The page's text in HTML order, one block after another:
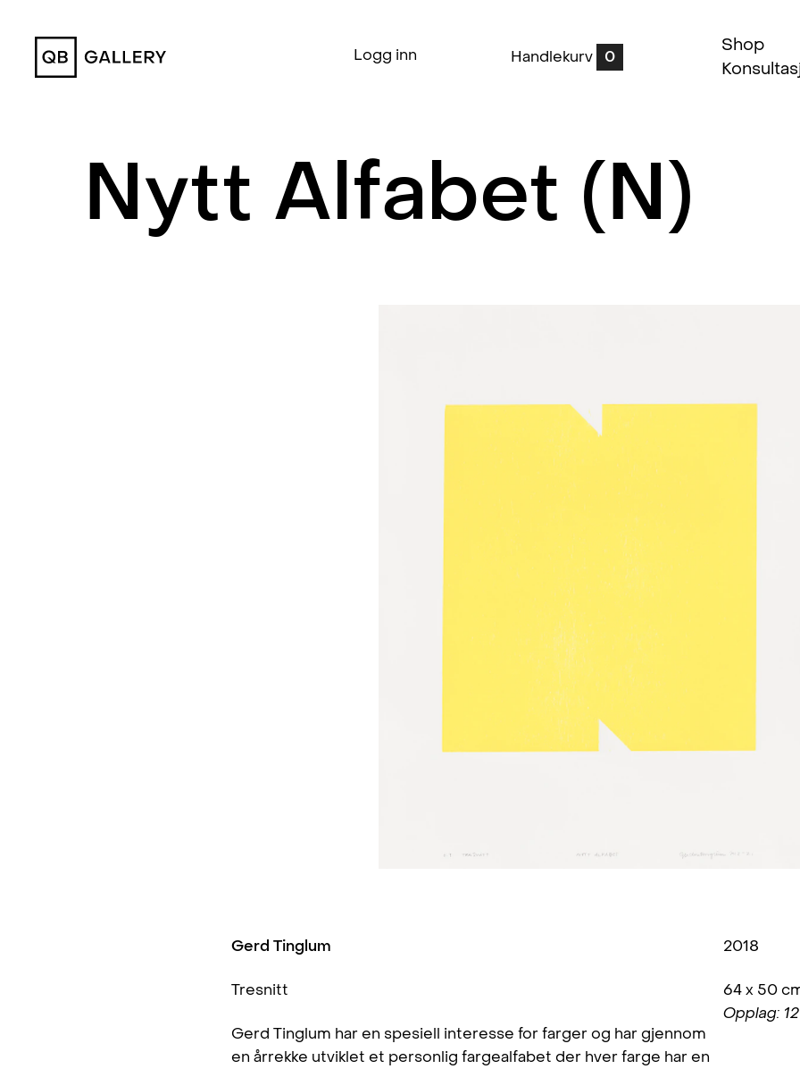
QB Gallery Logg inn Handlekurv 0
Shop
Nytt Alfabet (N)
Gerd Tinglum 2018
Tresnitt
Gerd Tinglum har en spesiell interesse for farger og har gjennom
en årrekke utviklet et personlig fargealfabet der hver farge har en
64 x 50
Opplag: 12